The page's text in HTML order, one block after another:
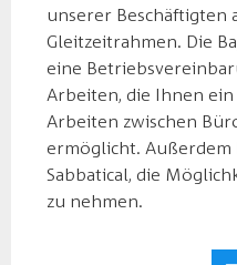
unserer Beschäftigten
Gleitzeitrahmen. Die
eine
Arbeiten, die Ihnen
Arbeiten zwischen
ermöglicht. Außerdem
Sabbatical, die
zu nehmen.